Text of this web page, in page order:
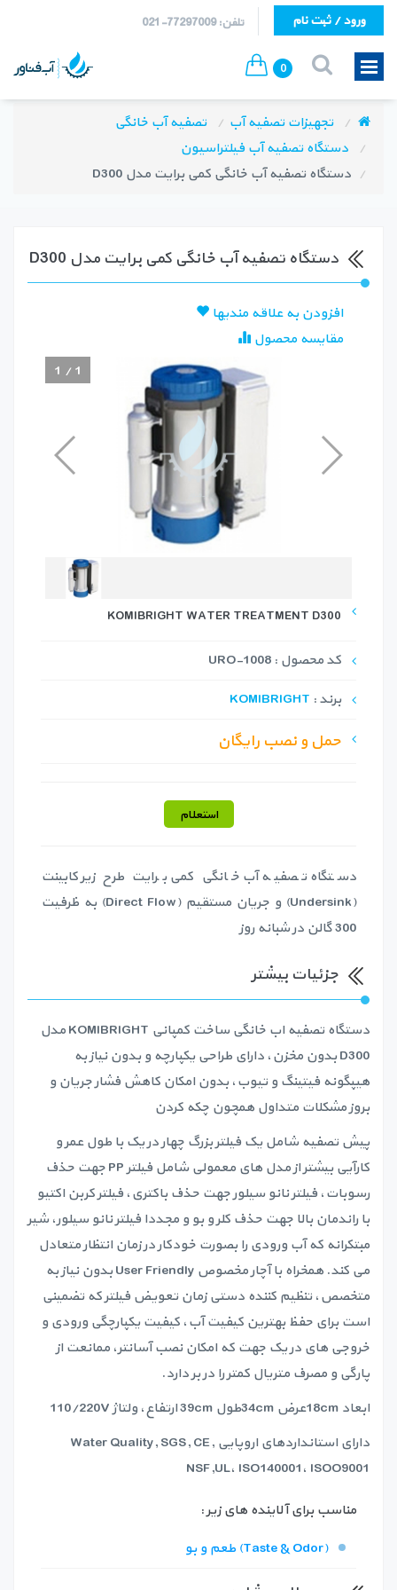
تلفن: 77297009-021 ورود / ثبت نام
0
تجهیزات تصفیه آب
تصفیه آب خانگی
دستگاه تصفیه آب فیلتراسیون
دستگاه تصفیه آب خانگی کمی برایت مدل D300
دستگاه تصفیه آب خانگی کمی برایت مدل D300
افزودن به علاقه مندیها
مقایسه محصول
1 /1
KOMIBRIGHT WATER TREATMENT D300
کد محصول : URO-1008
برند : KOMIBRIGHT
حمل و نصب رایگان
استعلام
دستگاه تصفیه آب خانگی کمی برایت طرح زیر کابینت
(Undersink) و جریان مستقیم (Direct Flow) به ظرفیت
300 گالن در شبانه روز
جزئیات بیشتر
دستگاه تصفیه اب خانگی ساخت کمپانی KOMIBRIGHT مدل
D300 بدون مخزن، دارای طراحی یکپارچه و بدون نیاز به
هیپگونه فیتینگ و تیوب، بدون امکان کاهش فشار جریان و
بروز مشکلات متداول همچون چکه کردن
پیش تصفیه شامل یک فیلتر بزرگ چهار در یک با طول عمر و
کارآیی بیشتر از مدل های معمولی شامل فیلتر PP جهت حذف
رسوبات، فیلتر نانو سیلور جهت حذف باکتری، فیلتر کربن اکتیو
با راندمان بالا جهت حذف کلر و بو و مجددا فیلتر نانو سیلور، شیر
مبتکرانه که آب ورودی را بصورت خودکار در زمان انتظار متعادل
می کند. همخراه با آچار مخصوص User Friendly بدون نیاز به
متخصص، تنظیم کننده دستی زمان تعویض فیلتر که تضمینی
است برای حفظ بهترین کیفیت آب، کیفیت یکپارچگی ورودی و
خروجی های در یک جهت که امکان نصب آسانتر، ممانعت از
پارگی و مصرف متریال کمتر را در بر دارد.
ابعاد 18cmعرض 34cmطول 39cm ارتفاع، ولتاژ 110/220V
دارای استانداردهای اروپایی Water Quality, SGS, CE,
NSF,UL، ISO140001، ISOO9001
مناسب برای آلاینده های زیر :
طعم و بو (Taste & Odor)